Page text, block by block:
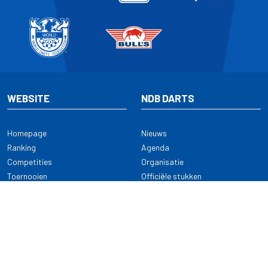
WEBSITE
Homepage
Ranking
Competities
Toernooien
NDB DARTS
Nieuws
Agenda
Organisatie
Officiële stukken